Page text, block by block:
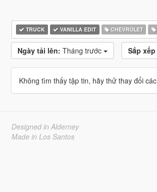
TRUCK VANILLA EDIT CHEVROLET
Ngày tải lên: Tháng trước Sắp
Không tìm thấy tập tin, hãy thử thay đổi
Designed in Alderney
Made in Los Santos